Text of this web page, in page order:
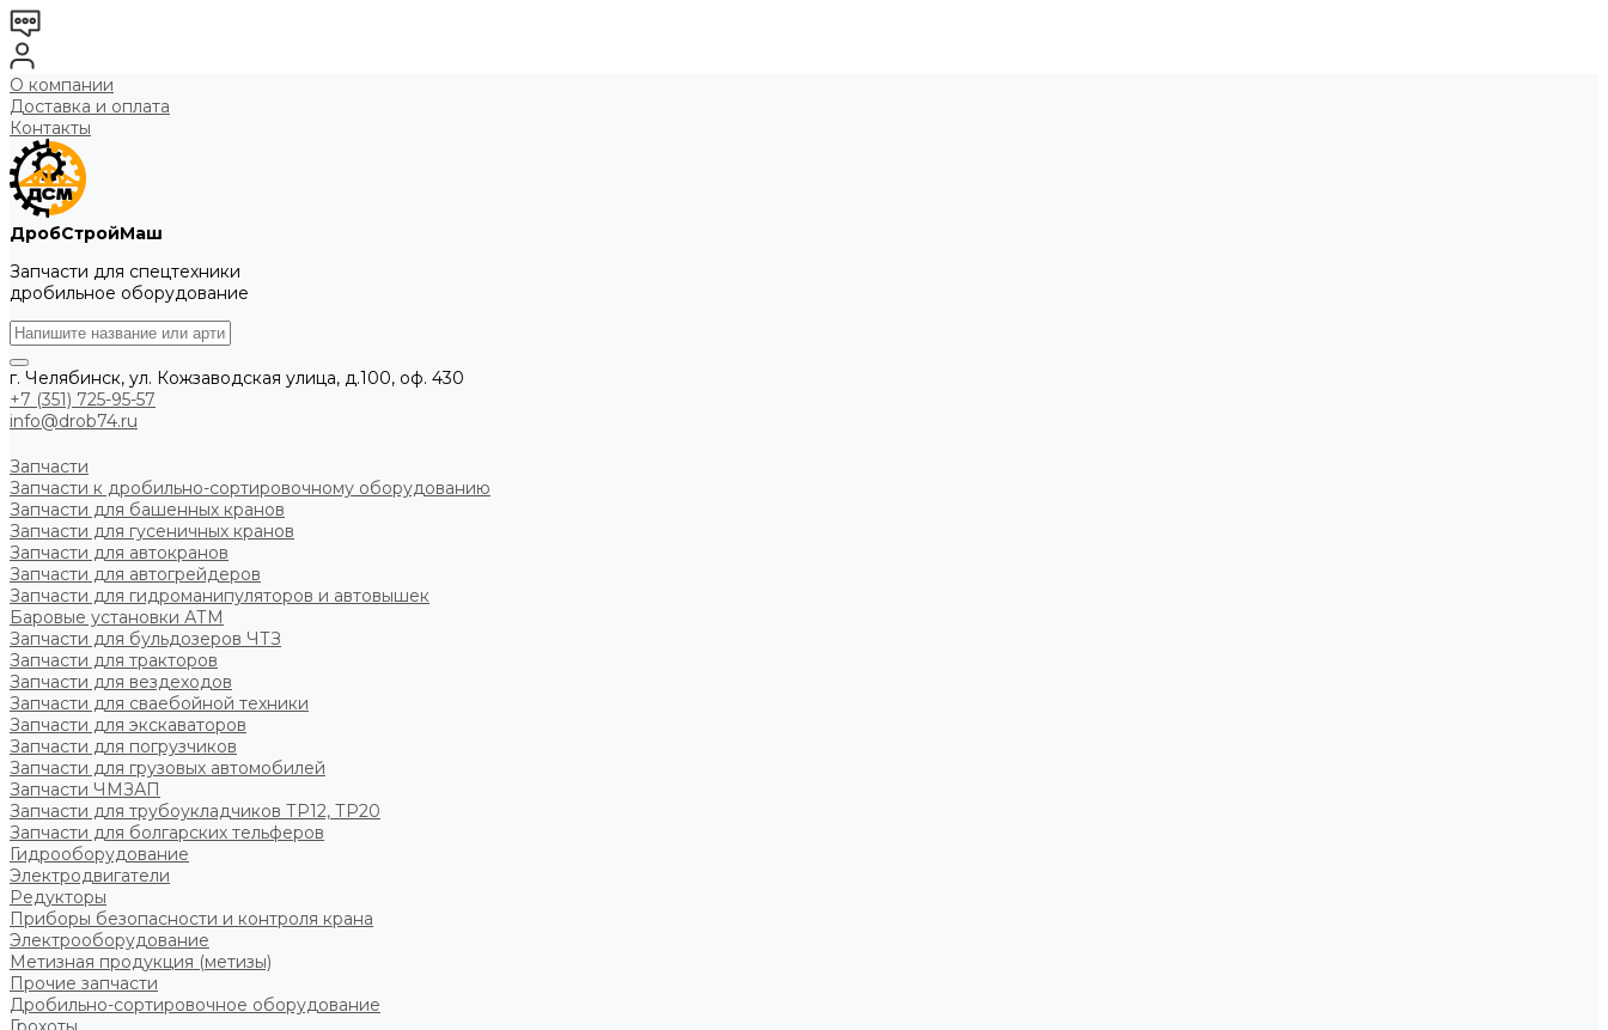
О компании
Доставка и оплата
Контакты
ДробСтройМаш
Запчасти для спецтехники
дробильное оборудование
г. Челябинск, ул. Кожзаводская улица, д.100, оф. 430
+7 (351) 725-95-57
info@drob74.ru
Запчасти
Запчасти к дробильно-сортировочному оборудованию
Запчасти для башенных кранов
Запчасти для гусеничных кранов
Запчасти для автокранов
Запчасти для автогрейдеров
Запчасти для гидроманипуляторов и автовышек
Баровые установки АТМ
Запчасти для бульдозеров ЧТЗ
Запчасти для тракторов
Запчасти для вездеходов
Запчасти для сваебойной техники
Запчасти для экскаваторов
Запчасти для погрузчиков
Запчасти для грузовых автомобилей
Запчасти ЧМЗАП
Запчасти для трубоукладчиков ТР12, ТР20
Запчасти для болгарских тельферов
Гидрооборудование
Электродвигатели
Редукторы
Приборы безопасности и контроля крана
Электрооборудование
Метизная продукция (метизы)
Прочие запчасти
Дробильно-сортировочное оборудование